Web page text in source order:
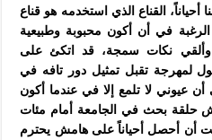
القناع الذي استخدمه هو قناع
في أن أكون محبوبة وطبيعية
نكات سمجة، قد اتكئ على
لمهرجة تقبل تمثيل دور تافه في
أن عيوني لا تلمع إلا في عندما أكون
حلقة بحث في الجامعة أمام مئات
أن أحصل أحياناً على هامش يحترم